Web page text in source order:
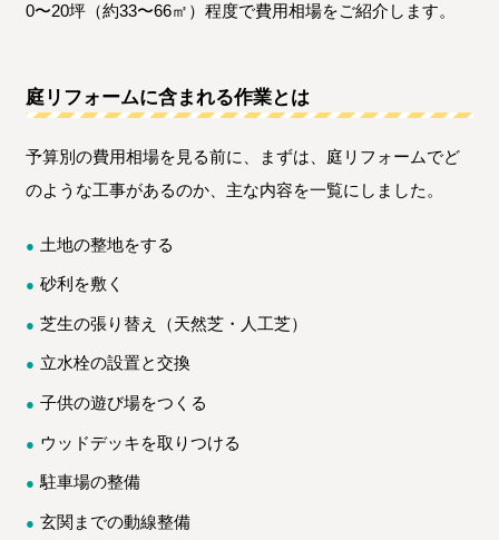
0〜20坪（約33〜66㎡）程度で費用相場をご紹介します。
庭リフォームに含まれる作業とは
予算別の費用相場を見る前に、まずは、庭リフォームでど
のような工事があるのか、主な内容を一覧にしました。
土地の整地をする
砂利を敷く
芝生の張り替え（天然芝・人工芝）
立水栓の設置と交換
子供の遊び場をつくる
ウッドデッキを取りつける
駐車場の整備
玄関までの動線整備